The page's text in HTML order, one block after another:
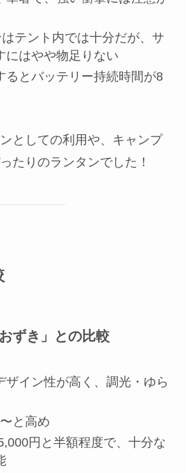
テント内では十分だが、サ
にはやや物足りない
るとバッテリー持続時間が8
としての利用や、キャンプ
たりのランタンでした！
ずき」との比較
ザイン性が高く、調光・ゆら
と高め
円と半額程度で、十分な